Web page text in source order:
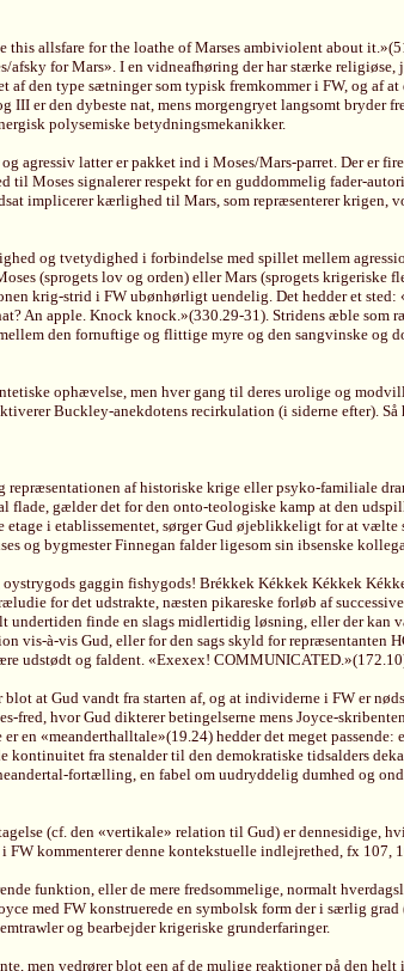
this allsfare for the loathe of Marses ambiviolent about
for Mars». I en vidneafhøring der har stærke
den type sætninger som typisk fremkommer i FW, og af
III er den dybeste nat, mens morgengryet langsomt
polysemiske betydningsmekanikker.
agressiv latter er pakket ind i Moses/Mars-parret. Der
Moses signalerer respekt for en guddommelig fader-
implicerer kærlighed til Mars, som repræsenterer
og tvetydighed i forbindelse med spillet mellem
(sprogets lov og orden) eller Mars (sprogets
krig-strid i FW ubønhørligt uendelig. Det hedder et
An apple. Knock knock.»(330.29-31). Stridens æble
den fornuftige og flittige myre og den sangvinske og
ophævelse, men hver gang til deres urolige og
Buckley-anekdotens recirkulation (i siderne efter).
af historiske krige eller psyko-familiale
gælder det for den onto-teologiske kamp at den
i etablissementet, sørger Gud øjeblikkeligt for at
og bygmester Finnegan falder ligesom sin ibsenske
gaggin fishygods! Brékkek Kékkek Kékkek
for det udstrakte, næsten pikareske forløb af
undertiden finde en slags midlertidig løsning, eller der
à-vis Gud, eller for den sags skyld for repræsentanten
udstødt og faldent. «Exexex!
at Gud vandt fra starten af, og at individerne i FW er
hvor Gud dikterer betingelserne mens Joyce-
«meanderthalltale»(19.24) hedder det meget
fra stenalder til den demokratiske tidsalders
fortælling, en fabel om uudryddelig dumhed og
(cf. den «vertikale» relation til Gud) er dennesidige,
FW kommenterer denne kontekstuelle indlejrethed, fx 107,
funktion, eller de mere fredsommelige, normalt
med FW konstruerede en symbolsk form der i særlig
og bearbejder krigeriske grunderfaringer.
men vedrører blot een af de mulige reaktioner på den